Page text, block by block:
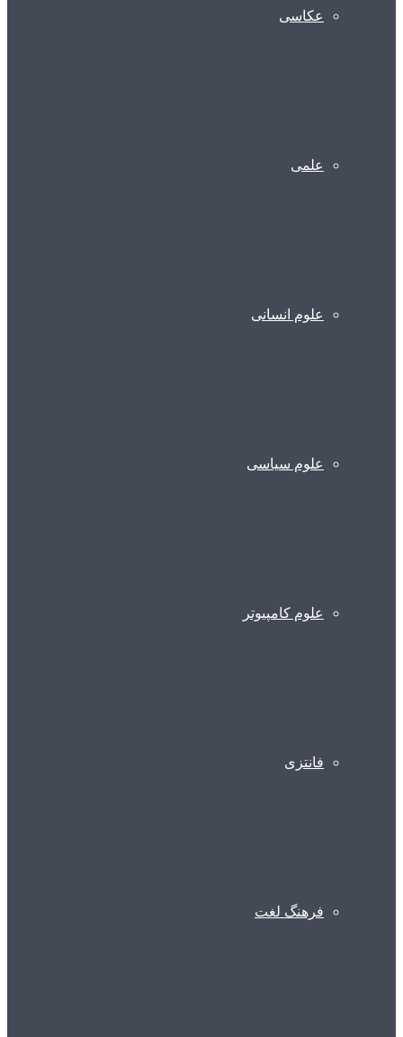
عکاسی
علمی
علوم انسانی
علوم سیاسی
علوم کامپیوتر
فانتزی
فرهنگ لغت